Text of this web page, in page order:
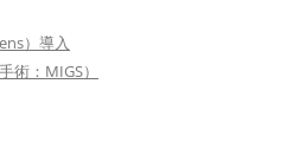
）導入
術：MIGS）